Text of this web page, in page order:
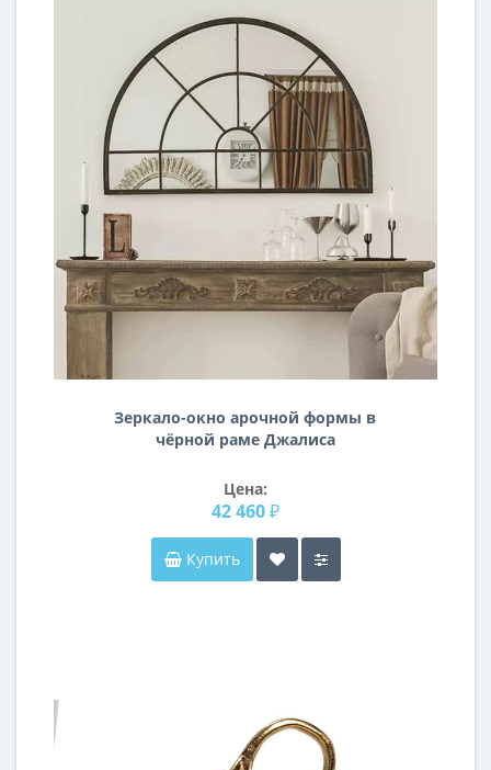
Зеркало-окно арочной формы в
чёрной раме Джалиса
Цена:
42 460 ₽
Купить